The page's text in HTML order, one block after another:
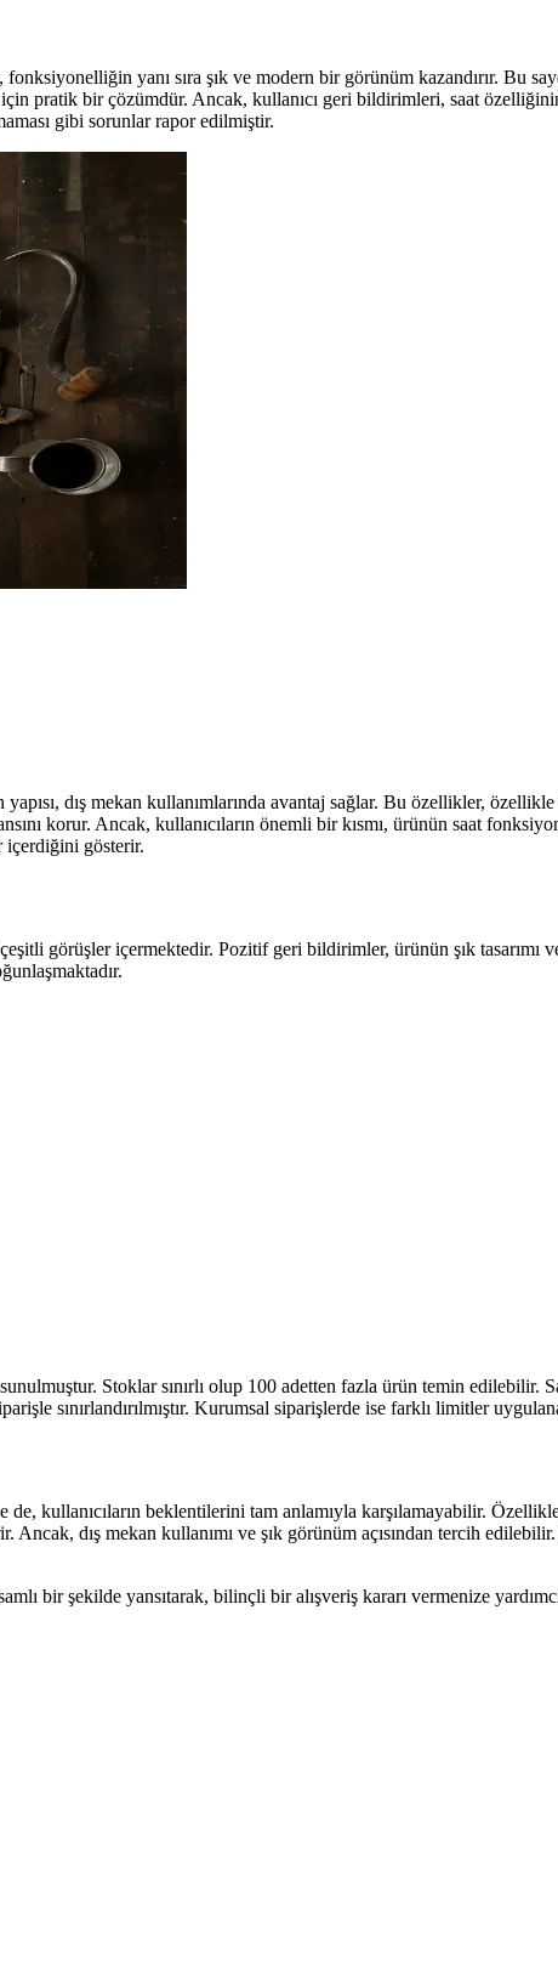
yanı sıra şık ve modern bir görünüm kazandırır. Bu
pratik bir çözümdür. Ancak, kullanıcı geri bildirimleri, saat özelliğinin
gibi sorunlar rapor edilmiştir.
dış mekan kullanımlarında avantaj sağlar. Bu özellikler,
korur. Ancak, kullanıcıların önemli bir kısmı, ürünün saat
içerdiğini gösterir.
görüşler içermektedir. Pozitif geri bildirimler, ürünün şık tasarımı
Stoklar sınırlı olup 100 adetten fazla ürün temin edilebilir.
sınırlandırılmıştır. Kurumsal siparişlerde ise farklı limitler
kullanıcıların beklentilerini tam anlamıyla karşılamayabilir.
dış mekan kullanımı ve şık görünüm açısından tercih
bir şekilde yansıtarak, bilinçli bir alışveriş kararı vermenize